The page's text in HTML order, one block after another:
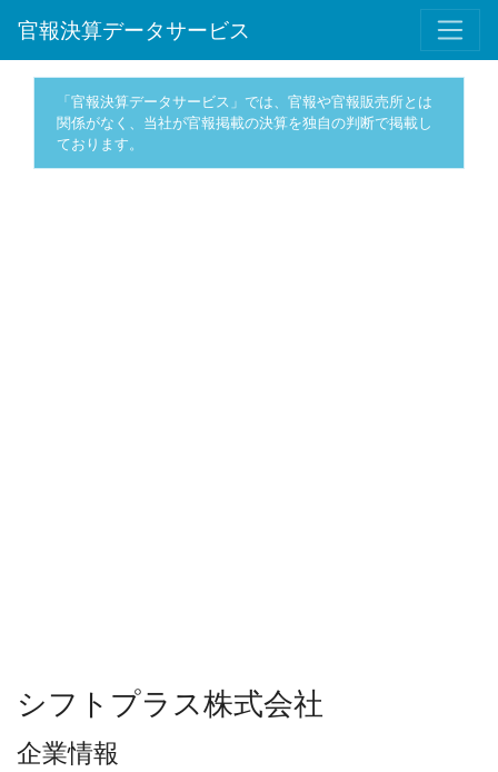
官報決算データサービス
「官報決算データサービス」では、官報や官報販売所とは
関係がなく、当社が官報掲載の決算を独自の判断で掲載し
ております。
シフトプラス株式会社
企業情報